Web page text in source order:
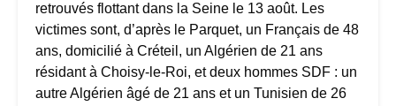
retrouvés flottant dans la Seine le 13 août. Les
victimes sont, d’après le Parquet, un Français de 48
ans, domicilié à Créteil, un Algérien de 21 ans
résidant à Choisy-le-Roi, et deux hommes SDF : un
autre Algérien âgé de 21 ans et un Tunisien de 26